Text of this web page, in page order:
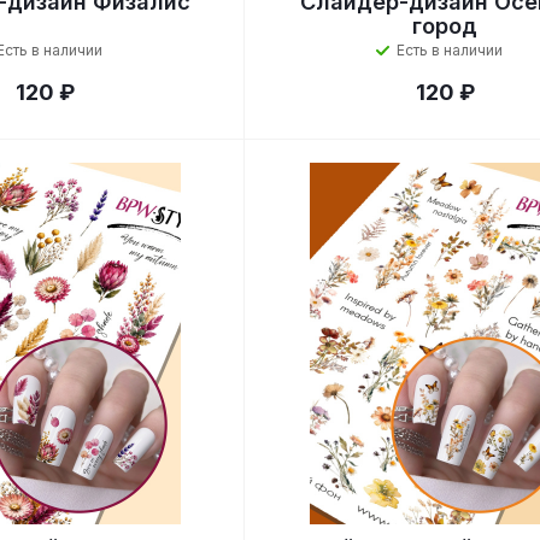
в наличии
120 ₽
город
Есть в наличии
120 ₽